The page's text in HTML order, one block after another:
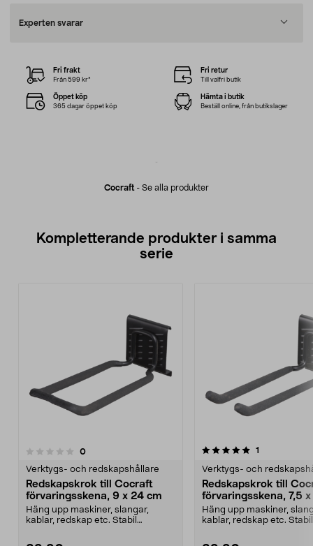
Experten svarar
Cocraft - Se alla produkter
Fri frakt
Från 599 kr*
Fri retur
Till valfri butik
Öppet köp
365 dagar öppet köp
Hämta i butik
Beställ online, från butikslager
Kompletterande produkter i samma
serie
0recensioner
Verktygs- och redskapshållare
Redskapskrok till Cocraft
förvaringsskena, 9 x 24 cm
Häng upp maskiner, slangar,
kablar, redskap etc. Stabil
5.0av 5 stjärnor 1
Verktygs- och
Redskapskrok till
förvaringsskena, 7,5
Häng upp maskiner,
kablar, redskap etc. Stabil
0.0 av 5 stjärnor